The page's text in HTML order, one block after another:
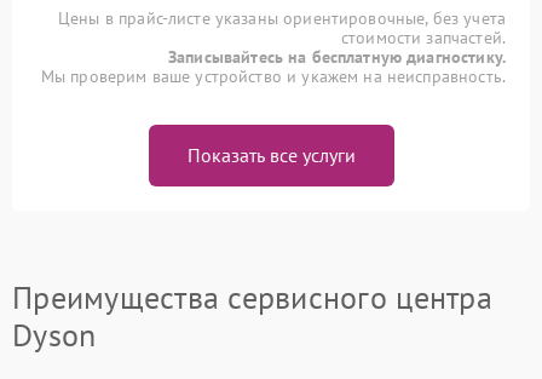
Цены в прайс-листе указаны ориентировочные, без учета
стоимости запчастей.
Записывайтесь на бесплатную диагностику.
Мы проверим ваше устройство и укажем на неисправность.
Показать все услуги
Преимущества сервисного центра
Dyson